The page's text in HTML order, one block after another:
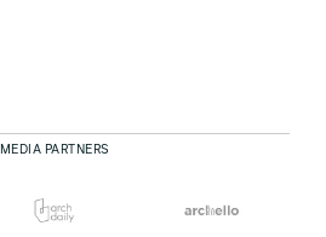
MEDIA PARTNERS